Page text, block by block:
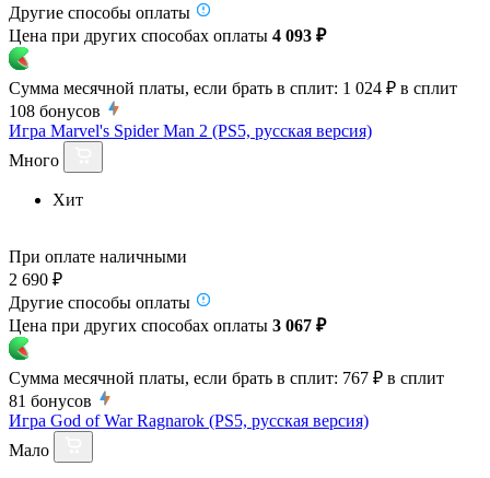
Другие способы оплаты
Цена при других способах оплаты 4 093 ₽
Сумма месячной платы, если брать в сплит: 1 024 ₽ в сплит
108 бонусов
Игра Marvel's Spider Man 2 (PS5, русская версия)
Много
Хит
При оплате наличными
2 690 ₽
Другие способы оплаты
Цена при других способах оплаты 3 067 ₽
Сумма месячной платы, если брать в сплит: 767 ₽ в сплит
81 бонусов
Игра God of War Ragnarok (PS5, русская версия)
Мало